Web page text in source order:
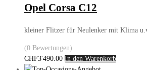
Opel Corsa C12
kleiner Flitzer für Neulenker mit Klima
(0 Bewertungen)
CHF3'490.00 In den Warenkorb